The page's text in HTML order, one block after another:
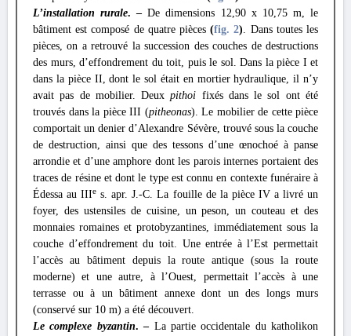
L’installation rurale. – De dimensions 12,90 x 10,75 m, le
bâtiment est composé de quatre pièces(fig. 2). Dans toutes les
pièces, on a retrouvé la succession des couches de destructions
des murs, d’effondrement du toit, puis le sol. Dans la pièce I et
dans la pièce II, dont le sol était en mortier hydraulique, il n’y
avait pas de mobilier. Deuxpithoi fixés dans le sol ont été
trouvés dans la pièce III (pitheonas). Le mobilier de cette pièce
comportait un denier d’Alexandre Sévère, trouvé sous la couche
de destruction, ainsi que des tessons d’une œnochoé à panse
arrondie et d’une amphore dont les parois internes portaient des
traces de résine et dont le type est connu en contexte funéraire à
Édessa au IIIe s. apr. J.-C. La fouille de la pièce IV a livré un
foyer, des ustensiles de cuisine, un peson, un couteau et des
monnaies romaines et protobyzantines, immédiatement sous la
couche d’effondrement du toit. Une entrée à l’Est permettait
l’accès au bâtiment depuis la route antique (sous la route
moderne) et une autre, à l’Ouest, permettait l’accès à une
terrasse ou à un bâtiment annexe dont un des longs murs
(conservé sur 10 m) a été découvert.
Le complexe byzantin. – La partie occidentale du katholikon